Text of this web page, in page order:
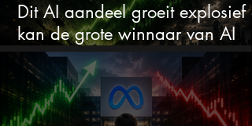
Dit AI aandeel groeit explosief
kan de grote winnaar van AI
worden